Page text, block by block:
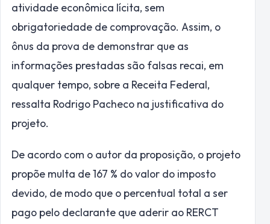
atividade econômica lícita, sem
obrigatoriedade de comprovação. Assim, o
ônus da prova de demonstrar que as
informações prestadas são falsas recai, em
qualquer tempo, sobre a Receita Federal,
ressalta Rodrigo Pacheco na justificativa do
projeto.
De acordo com o autor da proposição, o projeto
propõe multa de 167 % do valor do imposto
devido, de modo que o percentual total a ser
pago pelo declarante que aderir ao RERCT